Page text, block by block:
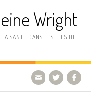
Wright
SANTE DANS LES ILES DE